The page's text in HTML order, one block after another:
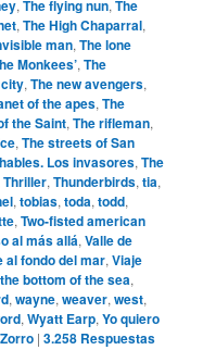
,The flying nun,The
,The High Chaparral,
man,The lone
Monkees’,The
,The new avengers,
of the apes,The
the Saint,The rifleman,
,The streets of San
Los invasores,The
Thriller,Thunderbirds,tia,
,tobias,toda,todd,
,Two-fisted american
al más allá,Valle de
al fondo del mar,Viaje
bottom of the sea,
,wayne,weaver,west,
,Wyatt Earp,Yo quiero
Zorro |3.258 Respuestas